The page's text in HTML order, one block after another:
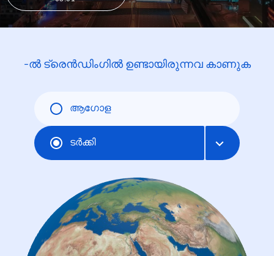
-ൽ ട്രെൻഡിംഗിൽ ഉണ്ടായിരുന്നവ കാണുക
ആഗോള
ടര്‍ക്കി